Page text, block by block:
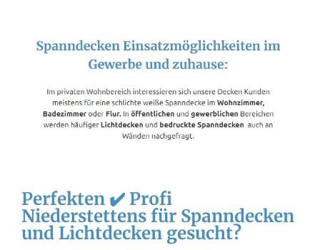
Perfekten ✔️ Profi
Niederstettens für Spanndecken
und Lichtdecken gesucht?